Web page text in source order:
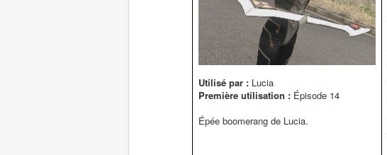
Utilisé par : Lucia
Première utilisation : Épisode 14
Épée boomerang de Lucia.